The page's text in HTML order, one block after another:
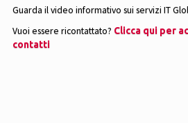
Guarda il video informativo sui servizi IT
Vuoi essere ricontattato? Clicca qui per
contatti